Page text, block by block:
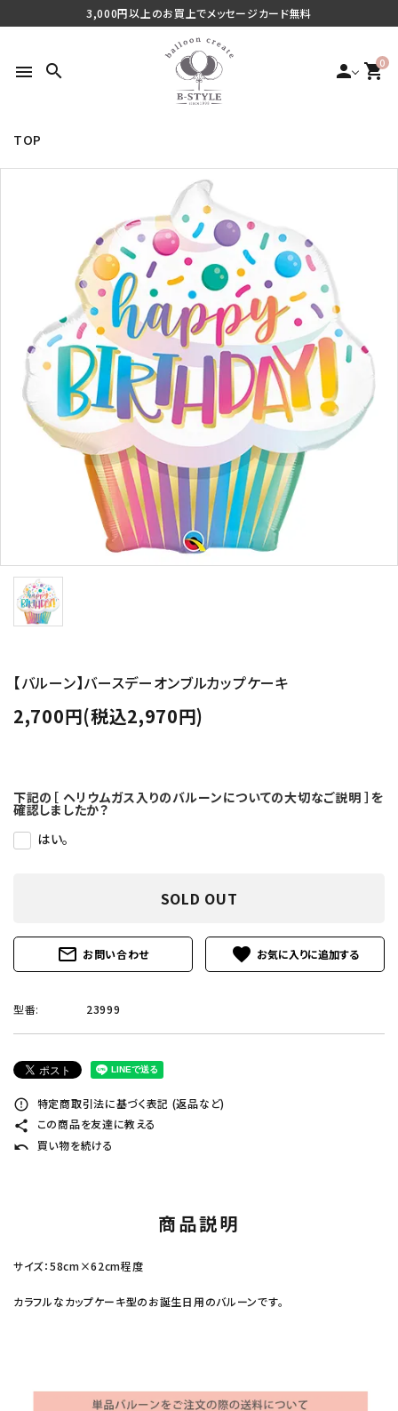
3,000円以上のお買上でメッセージカード無料
menu search person 0
shopping_cart
最近チェックした商品
ご利用シーンから探す
商品タイプから探す
価格から探す
コンテンツ
ガイドライン
ACCOUNT MENU
ようこそ ゲスト 様
meeting_room ログイン
TOP
【バルーン】バースデーオンブルカップケーキ
2,700円(税込2,970円)
下記の［ ヘリウムガス入りのバルーンについての大切なご説明 ］を
確認しましたか？
はい。
SOLD OUT
mail_outline お問い合わせ favorite
型番: 23999
error_outline 特定商取引法に基づく表記 (返品など)
share この商品を友達に教える
undo 買い物を続ける
商品説明
サイズ：58cm×62cm程度
カラフルなカップケーキ型のお誕生日用のバルーンです。